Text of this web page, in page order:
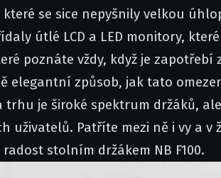
které se sice nepyšnily velkou
útlé LCD a LED monitory,
poznáte vždy, když je zapotřebí
elegantní způsob, jak tato
trhu je široké spektrum držáků,
uživatelů. Patříte mezi ně i vy a
stolním držákem NB F100.